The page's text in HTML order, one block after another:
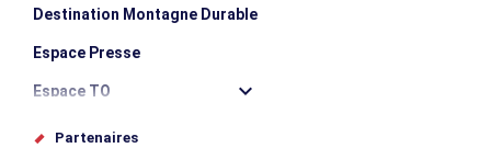
Destination Montagne Durable
Espace Presse
Espace TO
Offices de tourisme
Partenaires